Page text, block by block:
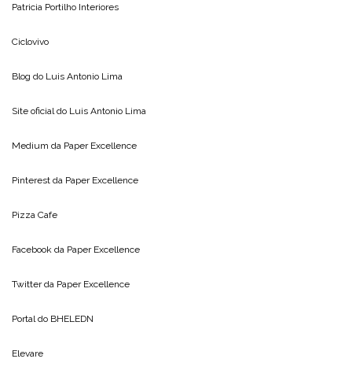
Patricia Portilho Interiores
Ciclovivo
Blog do Luis Antonio Lima
Site oficial do Luis Antonio Lima
Medium da Paper Excellence
Pinterest da Paper Excellence
Pizza Cafe
Facebook da Paper Excellence
Twitter da Paper Excellence
Portal do BHELEDN
Elevare